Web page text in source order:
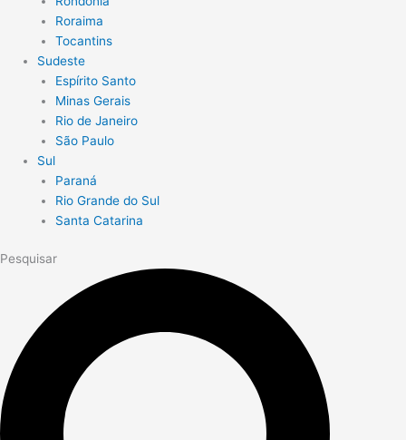
Roraima
Tocantins
Sudeste
Espírito Santo
Minas Gerais
Rio de Janeiro
São Paulo
Sul
Paraná
Rio Grande do Sul
Santa Catarina
Pesquisar